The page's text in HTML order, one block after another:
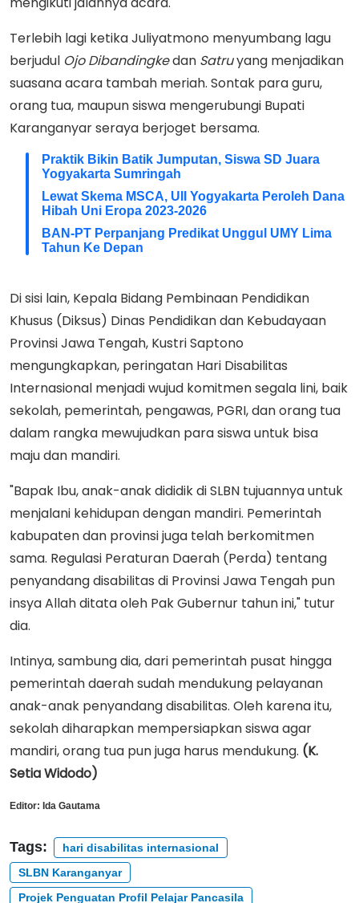
Terlebih lagi ketika Juliyatmono menyumbang lagu
berjudul Ojo Dibandingkedan Satruyang menjadikan
suasana acara tambah meriah. Sontak para guru,
orang tua, maupun siswa mengerubungi Bupati
Karanganyar seraya berjoget bersama.
Praktik Bikin Batik Jumputan, Siswa SD Juara
Yogyakarta Sumringah
Lewat Skema MSCA, UII Yogyakarta Peroleh Dana
Hibah Uni Eropa 2023-2026
BAN-PT Perpanjang Predikat Unggul UMY Lima
Tahun Ke Depan
Di sisi lain, Kepala Bidang Pembinaan Pendidikan
Khusus (Diksus) Dinas Pendidikan dan Kebudayaan
Provinsi Jawa Tengah, Kustri Saptono
mengungkapkan, peringatan Hari Disabilitas
Internasional menjadi wujud komitmen segala lini, baik
sekolah, pemerintah, pengawas, PGRI, dan orang tua
dalam rangka mewujudkan para siswa untuk bisa
maju dan mandiri.
"Bapak Ibu, anak-anak dididik di SLBN tujuannya untuk
menjalani kehidupan dengan mandiri. Pemerintah
kabupaten dan provinsi juga telah berkomitmen
sama. Regulasi Peraturan Daerah (Perda) tentang
penyandang disabilitas di Provinsi Jawa Tengah pun
insya Allah ditata oleh Pak Gubernur tahun ini," tutur
dia.
Intinya, sambung dia, dari pemerintah pusat hingga
pemerintah daerah sudah mendukung pelayanan
anak-anak penyandang disabilitas. Oleh karena itu,
sekolah diharapkan mempersiapkan siswa agar
mandiri, orang tua pun juga harus mendukung. (K.
Setia Widodo)
Editor: Ida Gautama
Tags:
hari disabilitas internasional
SLBN Karanganyar
Projek Penguatan Profil Pelajar Pancasila